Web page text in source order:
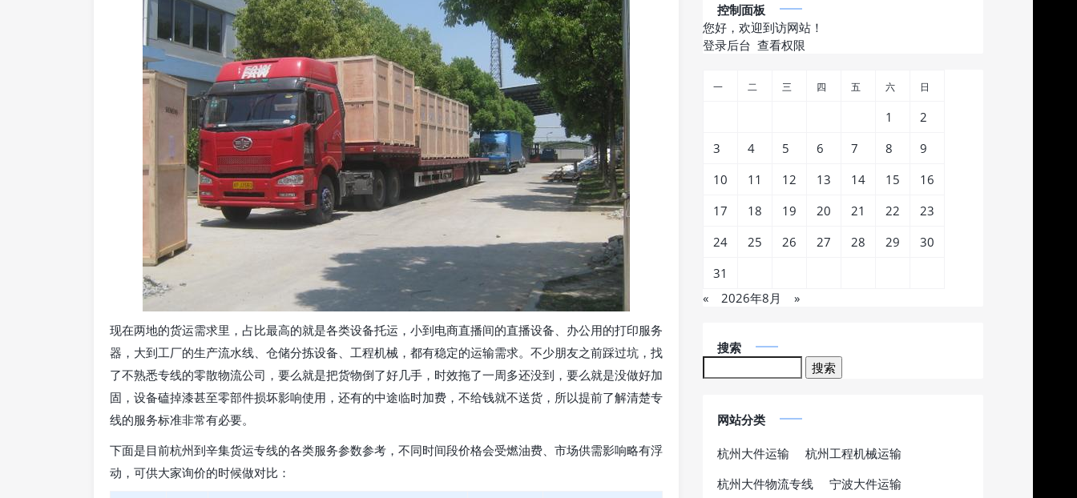
现在两地的货运需求里，占比最高的就是各类设备托运，小到电商直播间的直播设备、办公用的打印服务
器，大到工厂的生产流水线、仓储分拣设备、工程机械，都有稳定的运输需求。不少朋友之前踩过坑，找
了不熟悉专线的零散物流公司，要么就是把货物倒了好几手，时效拖了一周多还没到，要么就是没做好加
固，设备磕掉漆甚至零部件损坏影响使用，还有的中途临时加费，不给钱就不送货，所以提前了解清楚专
线的服务标准非常有必要。
下面是目前杭州到辛集货运专线的各类服务参数参考，不同时间段价格会受燃油费、市场供需影响略有浮
动，可供大家询价的时候做对比：
控制面板
您好，欢迎到访网站！
登录后台 查看权限
« 2026年8月 »
一 二 三 四 五 六 日
1
2
3
4 5 6 7 8
9
10
11 12 13 14 15
16
17
18 19 20 21 22
23
24
25 26 27 28 29
30
31
搜索
网站分类
杭州大件运输
杭州工程机械运输
杭州大件物流专线
宁波大件运输